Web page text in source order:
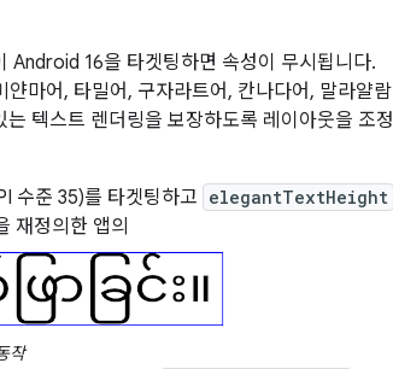
Android 16을 타겟팅하면 속성이 무시됩니다.
마어, 타밀어, 구자라트어, 칸나다어, 말라얄람
텍스트 렌더링을 보장하도록 레이아웃을 조정
수준 35)를 타겟팅하고 elegantTextHeight
재정의한 앱의
작